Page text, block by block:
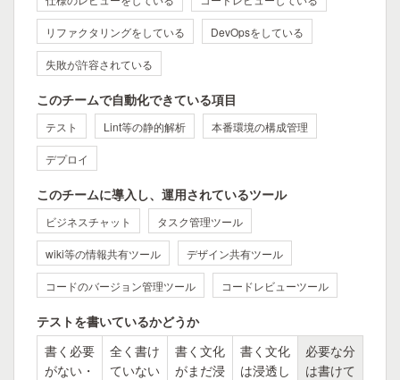
リファクタリングをしている DevOpsをしている
失敗が許容されている
このチームで自動化できている項目
テスト Lint等の静的解析 本番環境の構成管理
デプロイ
このチームに導入し、運用されているツール
ビジネスチャット タスク管理ツール
wiki等の情報共有ツール デザイン共有ツール
コードのバージョン管理ツール コードレビューツール
テストを書いているかどうか
書く必要
がない・
全く書け
ていない
書く文化
がまだ浸
書く文化
は浸透し
必要な分
は書けて